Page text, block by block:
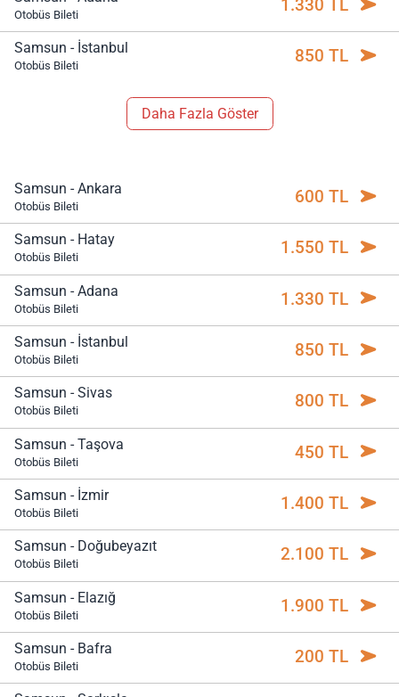
Otobüs Bileti 1.330 TL
Samsun - İstanbul
Otobüs Bileti 850 TL
Daha Fazla Göster
Samsun - Ankara
Otobüs Bileti 600 TL
Samsun - Hatay
Otobüs Bileti 1.550 TL
Samsun - Adana
Otobüs Bileti 1.330 TL
Samsun - İstanbul
Otobüs Bileti 850 TL
Samsun - Sivas
Otobüs Bileti 800 TL
Samsun - Taşova
Otobüs Bileti 450 TL
Samsun - İzmir
Otobüs Bileti 1.400 TL
Samsun - Doğubeyazıt
Otobüs Bileti 2.100 TL
Samsun - Elazığ
Otobüs Bileti 1.900 TL
Samsun - Bafra
Otobüs Bileti 200 TL